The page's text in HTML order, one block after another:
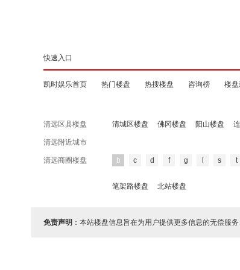
快速入口
凯时娱乐首页 热门楼盘 热搜楼盘 咨询榜 楼
清远区县楼盘 清城区楼盘 佛冈楼盘 阳山楼盘
清远附近城市
清远商圈楼盘 b c d f g s t
笔架路楼盘 北站楼盘
免责声明 ：本站楼盘信息旨在为用户提供更多信息的无偿服